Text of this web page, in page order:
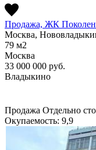
Продажа, ЖК
Москва,
79 м2
Москва
33 000 000 руб.
Владыкино
Продажа Отдельно
Окупаемость: 9,9